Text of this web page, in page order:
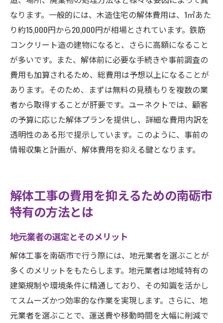
なります。一般的には、木造住宅の解体費用は、1㎡あた
り約15,000円から20,000円が相場とされています。鉄筋
コンクリート造の建物になると、さらに高額になること
が多いです。また、解体前に必要な手続きや事前調査の
費用も加算されるため、総費用は予想以上になることが
あります。そのため、まずは無料の見積もりを複数の業
者から取得することが肝要です。ユーネクトでは、顧客
の予算に応じた解体プランを提供し、詳細な費用内訳を
透明性のある形で提示しています。このように、事前の
情報収集と計画が、解体費用を抑える鍵となります。
解体工事の費用を抑えるための南砺市
特有の方法とは
地元業者の選定とそのメリット
解体工事を南砺市で行う際には、地元業者を選ぶことが
多くのメリットをもたらします。地元業者は地域特有の
建築規制や環境条件に精通しており、その知識を活かし
てスムーズかつ効率的な作業を実現します。さらに、地
元業者を選ぶことで、運送費や移動時間を大幅に削減で